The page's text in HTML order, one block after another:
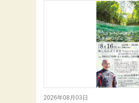
2026年08月03日